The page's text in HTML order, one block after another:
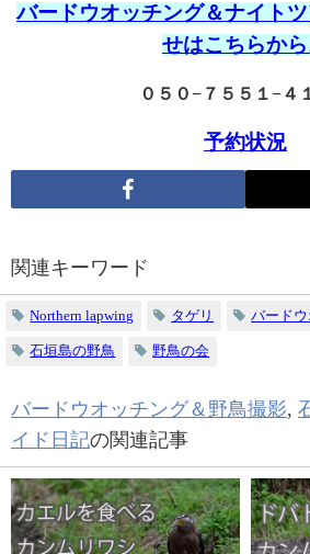
バードウオッチング＆ナイト
せはこちらから
０５０−７５５１−４
予約状況
関連キーワード
Northern lapwing タゲリ バード
石垣島の野鳥 野鳥の会
バードウオッチング＆野鳥撮影,
イド日記の関連記事